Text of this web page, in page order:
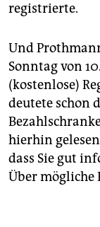
registrierte.
Und
Sonntag von
(kostenlose)
deutete schon
hierhin
dass Sie gut
Über mögliche